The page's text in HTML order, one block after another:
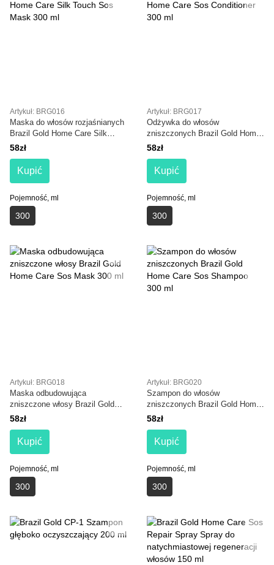
Artykuł: BRG016
Maska do włosów rozjaśnianych
Brazil Gold Home Care Silk
Touch Sos Mask 300 ml
58zł
Kupić
Pojemność, ml
300
Artykuł: BRG017
Odżywka do włosów
zniszczonych Brazil Gold Home
Care Sos Conditioner 300 ml
58zł
Kupić
Pojemność, ml
300
Artykuł: BRG018
Maska odbudowująca
zniszczone włosy Brazil Gold
Home Care Sos Mask 300 ml
58zł
Kupić
Pojemność, ml
300
Artykuł: BRG020
Szampon do włosów
zniszczonych Brazil Gold Home
Care Sos Shampoo 300 ml
58zł
Kupić
Pojemność, ml
300